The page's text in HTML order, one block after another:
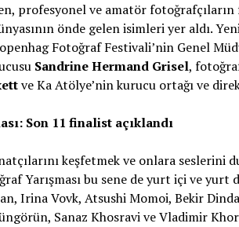
profesyonel ve amatör fotoğrafçıların
önde gelen isimleri yer aldı.
Fotoğraf Festivali’nin Genel
Sandrine Hermand Grisel,
ve Ka Atölye’nin kurucu ortağı ve
Son 11 finalist açıklandı
keşfetmek ve onlara seslerini
Yarışması bu sene de yurt içi ve
Irina Vovk, Atsushi Momoi, Bekir
Sanaz Khosravi ve Vladimir